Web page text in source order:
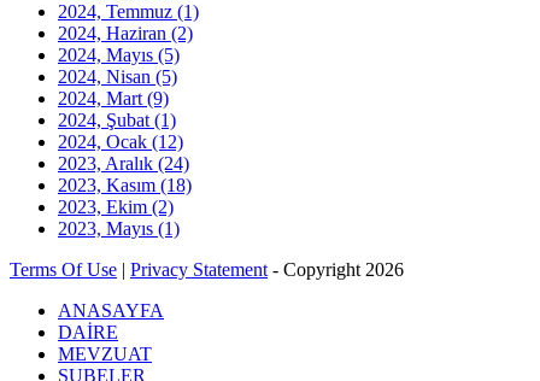
2024, Temmuz (1)
2024, Haziran (2)
2024, Mayıs (5)
2024, Nisan (5)
2024, Mart (9)
2024, Şubat (1)
2024, Ocak (12)
2023, Aralık (24)
2023, Kasım (18)
2023, Ekim (2)
2023, Mayıs (1)
Terms Of Use | Privacy Statement - Copyright 2026
ANASAYFA
DAİRE
MEVZUAT
ŞUBELER